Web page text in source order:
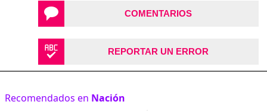
COMENTARIOS
REPORTAR UN ERROR
Recomendados en Nación